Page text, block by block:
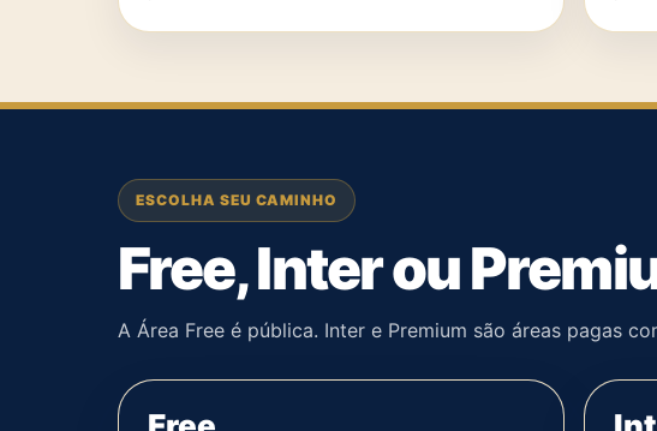
ESCOLHA SEU CAMINHO
Free, Inter ou
A Área Free é pública. Inter e Premium são áreas pagas